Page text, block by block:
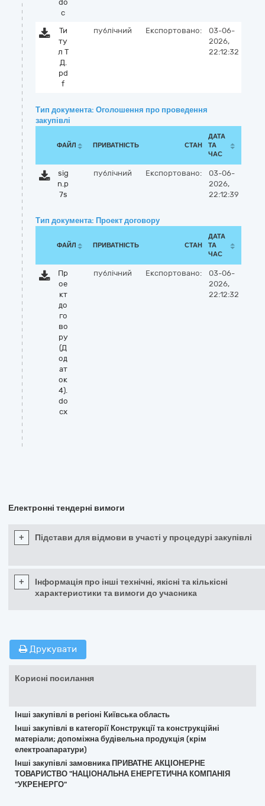
do
c
Ти
ту
л Т
Д.
pd
f
публічний Експортовано:
03-06-
2026,
22:12:32
Тип документа: Оголошення про проведення
закупівлі
ФАЙЛ ПРИВАТНІСТЬ СТАН
ДАТА
ТА
ЧАС
sig
n.p
7s
публічний Експортовано:
03-06-
2026,
22:12:39
Тип документа: Проект договору
ФАЙЛ ПРИВАТНІСТЬ СТАН
ДАТА
ТА
ЧАС
Пр
ое
кт
до
го
во
ру
(Д
од
ат
ок
4).
do
cx
публічний Експортовано:
03-06-
2026,
22:12:32
Електронні тендерні вимоги
+ Підстави для відмови в участі у процедурі закупівлі
+
Інформація про інші технічні, якісні та кількісні
характеристики та вимоги до учасника
Друкувати
Корисні посилання
Інші закупівлі в регіоні Київська область
Інші закупівлі в категорії Конструкції та конструкційні
матеріали; допоміжна будівельна продукція (крім
електроапаратури)
Інші закупівлі замовника ПРИВАТНЕ АКЦІОНЕРНЕ
ТОВАРИСТВО "НАЦІОНАЛЬНА ЕНЕРГЕТИЧНА КОМПАНІЯ
"УКРЕНЕРГО"